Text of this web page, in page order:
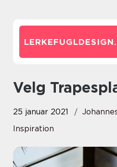
LERKEFUGLDESIGN.
Velg
25 januar 2021
Inspiration